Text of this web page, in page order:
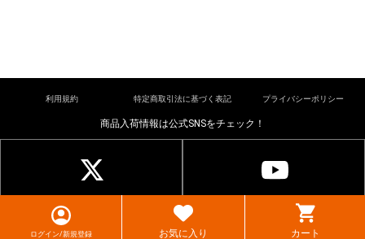
ログイン/新規登録 お気に入り カート
利用規約 特定商取引法に基づく表記 プライバシーポリシー
© cardkingdom. All rights reserved.
商品入荷情報は公式SNSをチェック！